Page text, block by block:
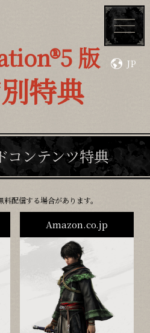
JP
ABOUT
TOPICS
UPDATE
版
特典
コンテンツ特典
配信する場合があります。
Amazon.co.jp